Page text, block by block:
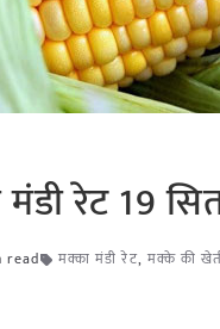
रेट 19
read मक्का मंडी रेट, मक्के की